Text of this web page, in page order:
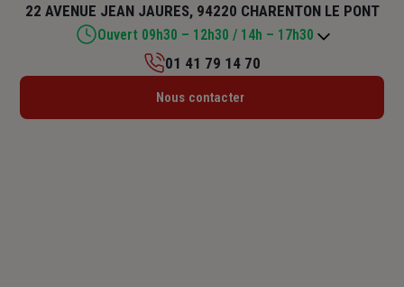
22 AVENUE JEAN JAURES, 94220 CHARENTON LE PONT
Ouvert 09h30 – 12h30 / 14h – 17h30
Lundi : 09h30 – 12h30 / 14h – 17h30
01 41 79 14 70
Nous contacter